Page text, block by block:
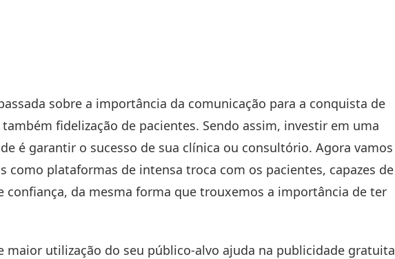
sobre a importância da comunicação para a conquista de
também fidelização de pacientes. Sendo assim, investir em uma
é garantir o sucesso de sua clínica ou consultório. Agora vamos
como plataformas de intensa troca com os pacientes, capazes de
confiança, da mesma forma que trouxemos a importância de ter
maior utilização do seu público-alvo ajuda na publicidade gratuita